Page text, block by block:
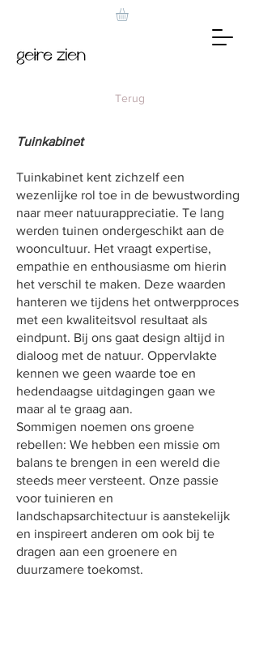
Terug
Tuinkabinet
Tuinkabinet kent zichzelf een
wezenlijke rol toe in de bewustwording
naar meer natuurappreciatie. Te lang
werden tuinen ondergeschikt aan de
wooncultuur. Het vraagt expertise,
empathie en enthousiasme om hierin
het verschil te maken. Deze waarden
hanteren we tijdens het ontwerpproces
met een kwaliteitsvol resultaat als
eindpunt. Bij ons gaat design altijd in
dialoog met de natuur. Oppervlakte
kennen we geen waarde toe en
hedendaagse uitdagingen gaan we
maar al te graag aan.
Sommigen noemen ons groene
rebellen: We hebben een missie om
balans te brengen in een wereld die
steeds meer versteent. Onze passie
voor tuinieren en
landschapsarchitectuur is aanstekelijk
en inspireert anderen om ook bij te
dragen aan een groenere en
duurzamere toekomst.